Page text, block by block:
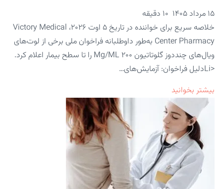
۱۵ مرداد ۱۴۰۵
خلاصه سریع برای خواننده در تاریخ ۵ اوت ۲۰۲۶، Victory Medical
Center Pharmacy به‌طور داوطلبانه فراخوان ملی برخی از لوت‌های
ویال‌های چنددوز گلوتاتیون ۲۰۰ Mg/mL را تا سطح بیمار اعلام کرد.
<liدلیل فراخوان: آزمایش‌های…
بیشتر بخوانید